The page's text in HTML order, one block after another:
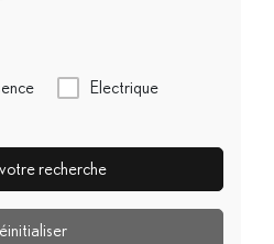
Electrique
recherche